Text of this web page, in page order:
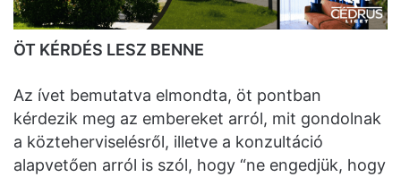
ÖT KÉRDÉS LESZ BENNE
Az ívet bemutatva elmondta, öt pontban
kérdezik meg az embereket arról, mit gondolnak
a közteherviselésről, illetve a konzultáció
alapvetően arról is szól, hogy “ne engedjük, hogy